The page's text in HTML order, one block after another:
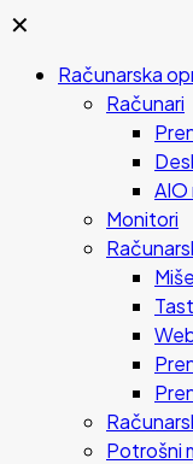
✕
Računarska
Računari
AIO
Monitori
Potrošni